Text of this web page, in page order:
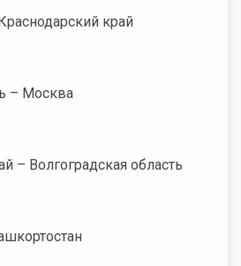
край
– Москва
– Волгоградская область